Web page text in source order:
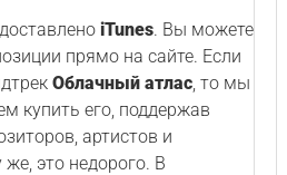
iTunes. Вы можете
прямо на сайте. Если
Облачный атлас, то мы
купить его, поддержав
артистов и
это недорого. В